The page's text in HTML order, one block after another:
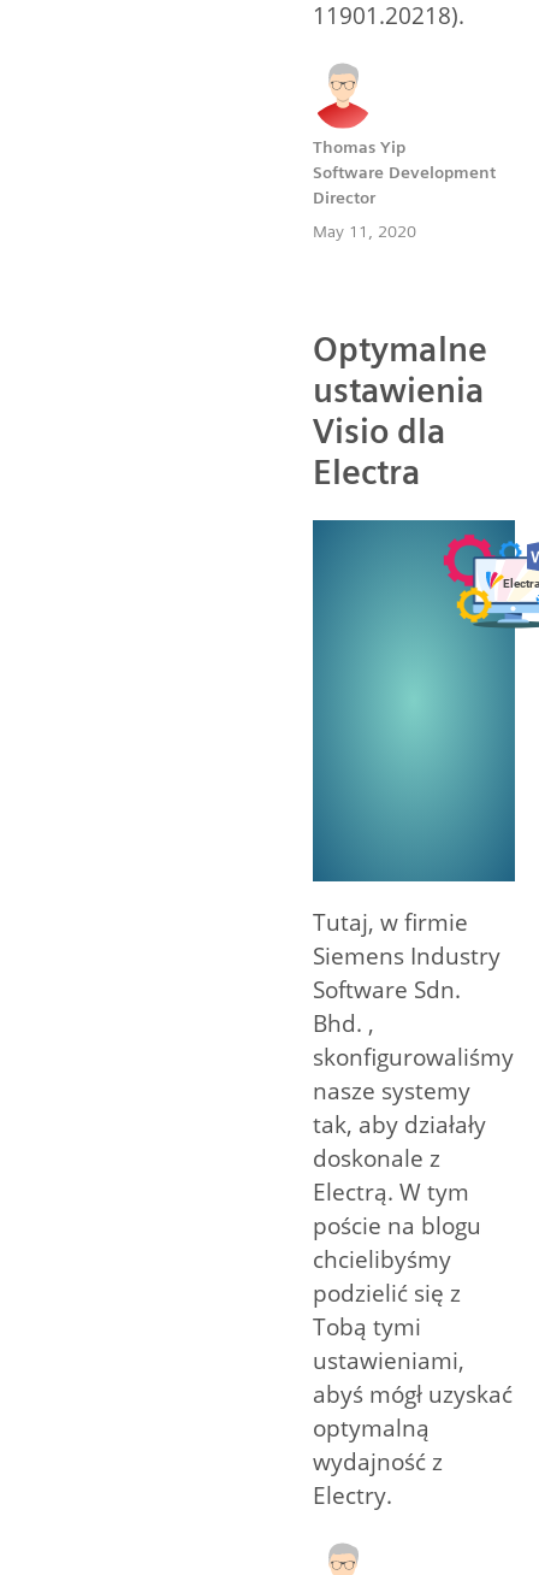
11901.20218).
Thomas Yip
Software Development
Director
May 11, 2020
Optymalne
ustawienia
Visio dla
Electra
Tutaj, w firmie
Siemens Industry
Software Sdn.
Bhd. ,
skonfigurowaliśmy
nasze systemy
tak, aby działały
doskonale z
Electrą. W tym
poście na blogu
chcielibyśmy
podzielić się z
Tobą tymi
ustawieniami,
abyś mógł uzyskać
optymalną
wydajność z
Electry.